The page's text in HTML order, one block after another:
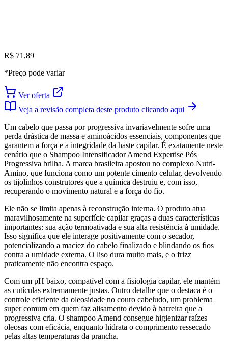
R$ 71,89
*Preço pode variar
Ver oferta
Veja a revisão completa deste produto clicando aqui
Um cabelo que passa por progressiva invariavelmente sofre uma
perda drástica de massa e aminoácidos essenciais, componentes que
garantem a força e a integridade da haste capilar. É exatamente neste
cenário que o Shampoo Intensificador Amend Expertise Pós
Progressiva brilha. A marca brasileira apostou no complexo Nutri-
Amino, que funciona como um potente cimento celular, devolvendo
os tijolinhos construtores que a química destruiu e, com isso,
recuperando o movimento natural e a força do fio.
Ele não se limita apenas à reconstrução interna. O produto atua
maravilhosamente na superfície capilar graças a duas características
importantes: sua ação termoativada e sua alta resistência à umidade.
Isso significa que ele interage positivamente com o secador,
potencializando a maciez do cabelo finalizado e blindando os fios
contra a umidade externa. O liso dura muito mais, e o frizz
praticamente não encontra espaço.
Com um pH baixo, compatível com a fisiologia capilar, ele mantém
as cutículas extremamente justas. Outro detalhe que o destaca é o
controle eficiente da oleosidade no couro cabeludo, um problema
super comum em quem faz alisamento devido à barreira que a
progressiva cria. O shampoo Amend consegue higienizar raízes
oleosas com eficácia, enquanto hidrata o comprimento ressecado
pelas altas temperaturas da prancha.